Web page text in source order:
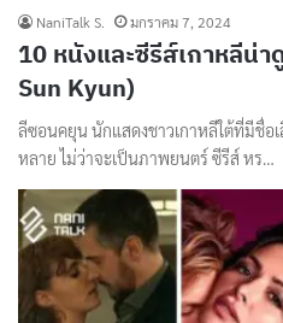
NaniTalk S. มกราคม 7, 2024
10 หนังและซีรีส์เกาหลีน่
Sun Kyun)
ลีซอนคยุน นักแสดงชาวเกาหลีใต้ที่มีชื่อ
หลาย ไม่ว่าจะเป็นภาพยนตร์ ซีรีส์ หร…